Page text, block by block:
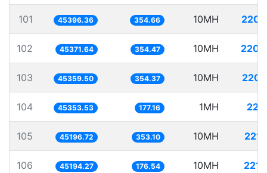
101 45396.36 354.66 10MH
102 45371.64 354.47 10MH
103 45359.50 354.37 10MH
104 45353.53 177.16 1MH
105 45196.72 353.10 10MH
106 45194.27 176.54 10MH